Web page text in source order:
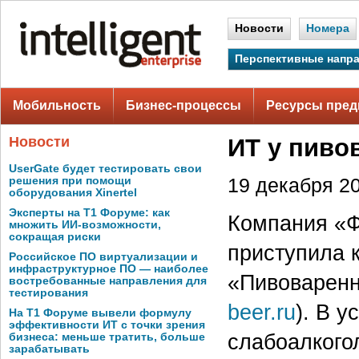
Новости Номера
Перспективные
Мобильность Бизнес-процессы Ресурсы
Новости
UserGate будет тестировать свои
решения при помощи
оборудования Xinertel
Эксперты на Т1 Форуме: как
множить ИИ-возможности,
сокращая риски
Российское ПО виртуализации и
инфраструктурное ПО — наиболее
востребованные направления для
тестирования
На Т1 Форуме вывели формулу
эффективности ИТ с точки зрения
бизнеса: меньше тратить, больше
зарабатывать
ИТ у
19 декабря
Компания
приступила
beer.ru). В